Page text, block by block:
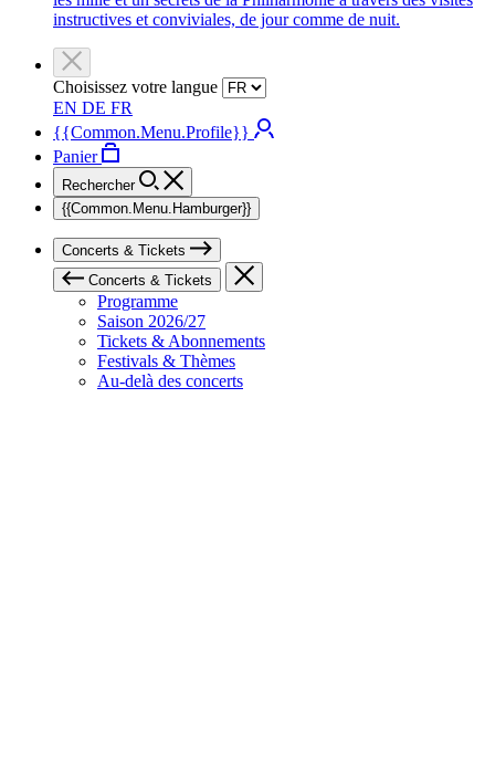
instructives et conviviales, de jour comme de nuit.
Choisissez votre langue
EN DE FR
{{Common.Menu.Profile}}
Panier
Rechercher
{{Common.Menu.Hamburger}}
Concerts & Tickets
Concerts & Tickets
Programme
Saison 2026/27
Tickets & Abonnements
Festivals & Thèmes
Au-delà des concerts